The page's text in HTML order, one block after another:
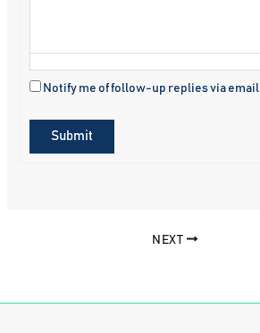
Notify me of follow-up replies via email
Submit
NEXT